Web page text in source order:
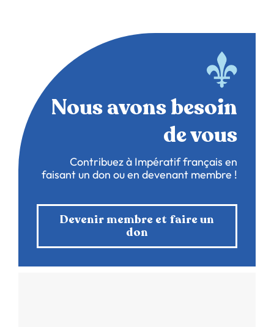
Nous avons besoin
de vous
Contribuez à Impératif français en
faisant un don ou en devenant membre !
Devenir membre et faire un
don